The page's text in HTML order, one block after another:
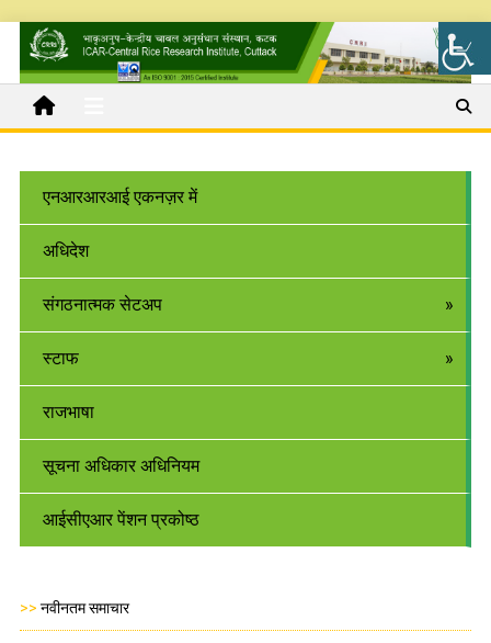
एनआरआरआई एकनज़र में
अधिदेश
संगठनात्मक सेटअप
स्टाफ
राजभाषा
सूचना अधिकार अधिनियम
आईसीएआर पेंशन प्रकोष्ठ
>> नवीनतम समाचार